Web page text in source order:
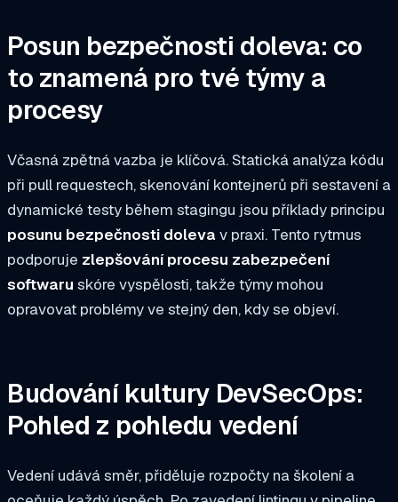
Posun bezpečnosti doleva: co
to znamená pro tvé týmy a
procesy
Včasná zpětná vazba je klíčová. Statická analýza kódu
při pull requestech, skenování kontejnerů při sestavení a
dynamické testy během stagingu jsou příklady principu
posunu bezpečnosti doleva v praxi. Tento rytmus
podporuje zlepšování procesu zabezpečení
softwaru skóre vyspělosti, takže týmy mohou
opravovat problémy ve stejný den, kdy se objeví.
Budování kultury DevSecOps:
Pohled z pohledu vedení
Vedení udává směr, přiděluje rozpočty na školení a